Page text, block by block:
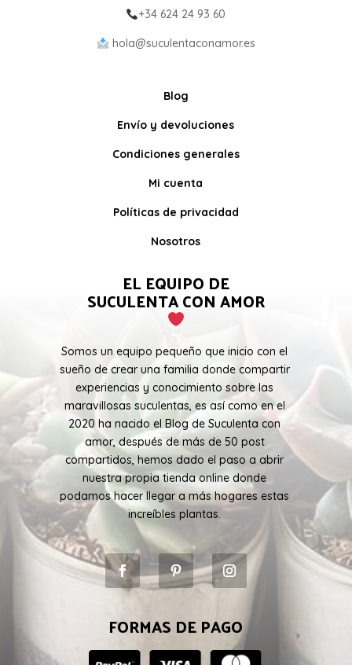
+34 624 24 93 60
hola@suculentaconamor.es
Blog
Envío y devoluciones
Condiciones generales
Mi cuenta
Políticas de privacidad
Nosotros
EL EQUIPO DE
SUCULENTA CON AMOR
Somos un equipo pequeño que inicio con el
sueño de crear una familia donde compartir
experiencias y conocimiento sobre las
maravillosas suculentas, es así como en el
2020 ha nacido el Blog de Suculenta con
amor, después de más de 50 post
compartidos, hemos dado el paso a abrir
nuestra propia tienda online donde
podamos hacer llegar a más hogares estas
increíbles plantas.
FORMAS DE PAGO